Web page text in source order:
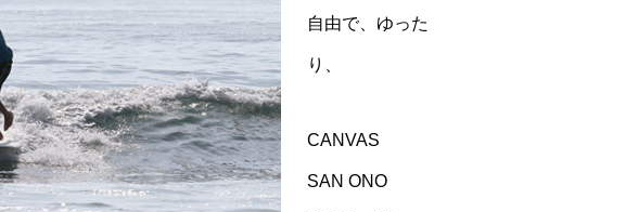
自由で、ゆった
り、
CANVAS
SAN ONO